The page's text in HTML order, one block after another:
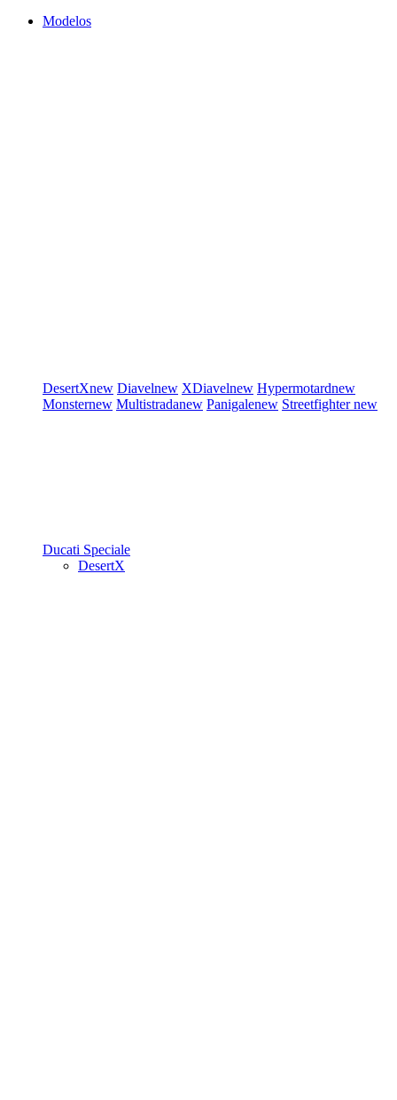
Modelos
DesertXnew Diavelnew XDiavelnew Hypermotardnew
Monsternew Multistradanew Panigalenew Streetfighternew
Ducati Speciale
DesertX